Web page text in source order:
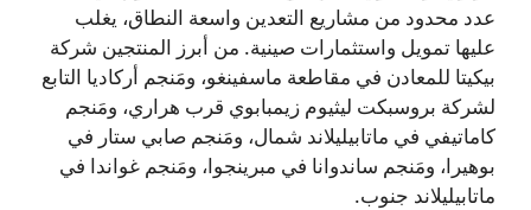
عدد محدود من مشاريع التعدين واسعة النطاق، يغلب
عليها تمويل واستثمارات صينية. من أبرز المنتجين شركة
بيكيتا للمعادن في مقاطعة ماسفينغو، ومَنجم أركاديا التابع
لشركة بروسبكت ليثيوم زيمبابوي قرب هراري، ومَنجم
كاماتيفي في ماتابيليلاند شمال، ومَنجم صابي ستار في
بوهيرا، ومَنجم ساندوانا في مبرينجوا، ومَنجم غواندا في
ماتابيليلاند جنوب.